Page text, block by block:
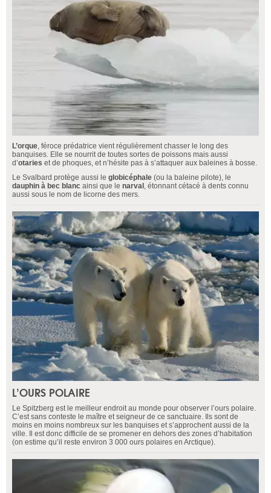
L’orque , féroce prédatrice vient régulièrement chasser le long des
banquises. Elle se nourrit de toutes sortes de poissons mais aussi
d’otaries et de phoques, et n’hésite pas à s’attaquer aux baleines à bosse.
Le Svalbard protège aussi le globicéphale (ou la baleine pilote), le
dauphin à bec blanc ainsi que le narval , étonnant cétacé à dents connu
aussi sous le nom de licorne des mers.
L’OURS POLAIRE
Le Spitzberg est le meilleur endroit au monde pour observer l’ours polaire.
C’est sans conteste le maître et seigneur de ce sanctuaire. Ils sont de
moins en moins nombreux sur les banquises et s’approchent aussi de la
ville. Il est donc difficile de se promener en dehors des zones d’habitation
(on estime qu’il reste environ 3 000 ours polaires en Arctique).